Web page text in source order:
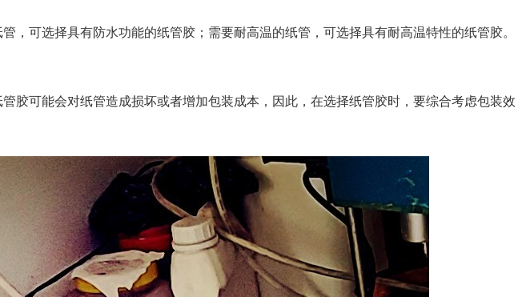
可选择具有防水功能的纸管胶；需要耐高温的纸管，可选择具有耐高温特性的纸管胶。
可能会对纸管造成损坏或者增加包装成本，因此，在选择纸管胶时，要综合考虑包装效